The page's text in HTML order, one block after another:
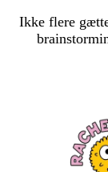
Ikke flere